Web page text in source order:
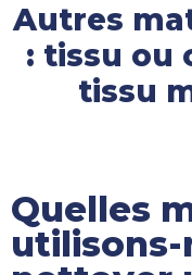
Autres
: tissu ou
tissu
Quelles